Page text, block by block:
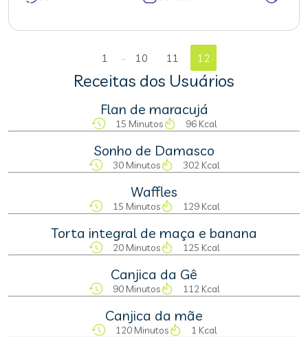
1 ... 10 11 12
Receitas dos Usuários
Flan de maracujá
15 Minutos 96 Kcal
Sonho de Damasco
30 Minutos 302 Kcal
Waffles
15 Minutos 129 Kcal
Torta integral de maça e banana
20 Minutos 125 Kcal
Canjica da Gê
90 Minutos 112 Kcal
Canjica da mãe
120 Minutos 1 Kcal